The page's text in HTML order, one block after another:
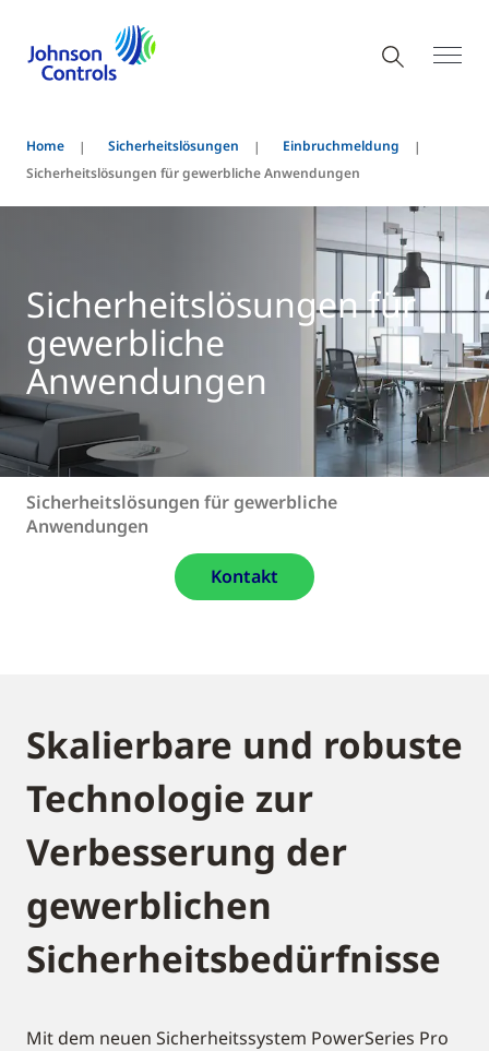
Home Sicherheitslösungen
Einbruchmeldung
Sicherheitslösungen für gewerbliche Anwendungen
Sicherheitslösungen für
gewerbliche
Anwendungen
Sicherheitslösungen für gewerbliche
Anwendungen
Kontakt
Skalierbare und robuste
Technologie zur
Verbesserung der
gewerblichen
Sicherheitsbedürfnisse
Mit dem neuen Sicherheitssystem PowerSeries Pro